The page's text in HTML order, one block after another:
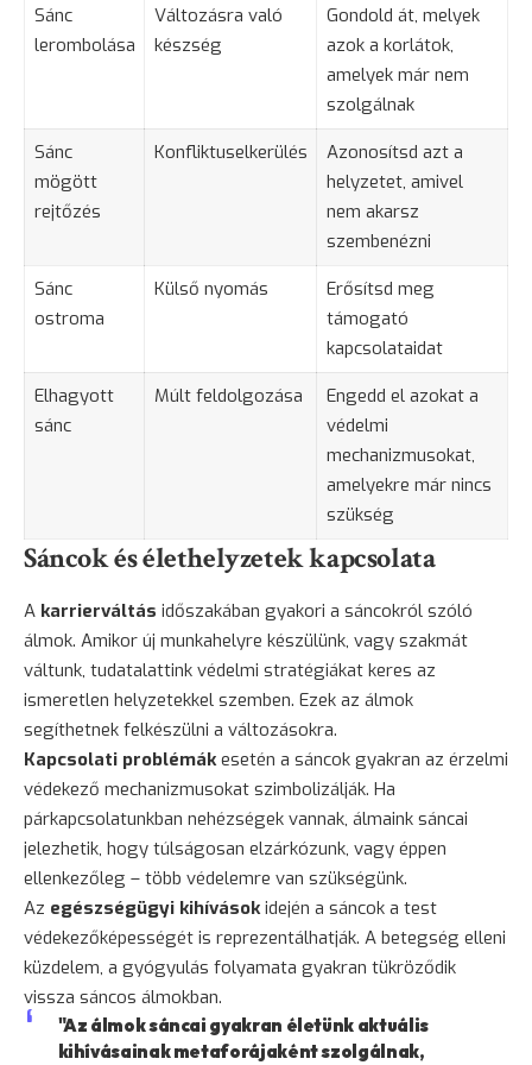
Sánc
lerombolása
Változásra való
készség
Gondold át, melyek
azok a korlátok,
amelyek már nem
szolgálnak
Sánc
mögött
rejtőzés
Konfliktuselkerülés
Azonosítsd azt a
helyzetet, amivel
nem akarsz
szembenézni
Sánc
ostroma
Külső nyomás
Erősítsd meg
támogató
kapcsolataidat
Elhagyott
sánc
Múlt feldolgozása
Engedd el azokat a
védelmi
mechanizmusokat,
amelyekre már nincs
szükség
Sáncok és élethelyzetek kapcsolata
A karrierváltás időszakában gyakori a sáncokról szóló
álmok. Amikor új munkahelyre készülünk, vagy szakmát
váltunk, tudatalattink védelmi stratégiákat keres az
ismeretlen helyzetekkel szemben. Ezek az álmok
segíthetnek felkészülni a változásokra.
Kapcsolati problémákesetén a sáncok gyakran az érzelmi
védekező mechanizmusokat szimbolizálják. Ha
párkapcsolatunkban nehézségek vannak, álmaink sáncai
jelezhetik, hogy túlságosan elzárkózunk, vagy éppen
ellenkezőleg – több védelemre van szükségünk.
Az egészségügyi kihívásokidején a sáncok a test
védekezőképességét is reprezentálhatják. A betegség elleni
küzdelem, a gyógyulás folyamata gyakran tükröződik
vissza sáncos álmokban.
"Az álmok sáncai gyakran életünk aktuális
kihívásainak metaforájaként szolgálnak,